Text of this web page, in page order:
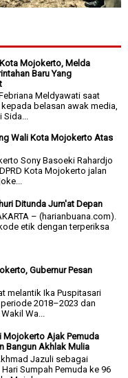
Mojokerto, Melda
Baru Yang
Meldyawati saat
belasan awak media,
Sida...
Wali Kota Mojokerto Atas
Sony Basoeki Rahardjo
Kota Mojokerto jalan
Ditunda Jum'at Depan
– (harianbuana.com).
etik dengan terperiksa
Gubernur Pesan
melantik Ika Puspitasari
2018–2023 dan
Wa...
Mojokerto Ajak Pemuda
Bangun Akhlak Mulia
Jazuli sebagai
Sumpah Pemuda ke 96